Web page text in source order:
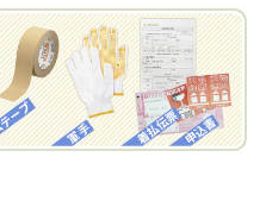
ます。
に同封する発送ガイドの手順
す。梱包キットは送料無料で
す。